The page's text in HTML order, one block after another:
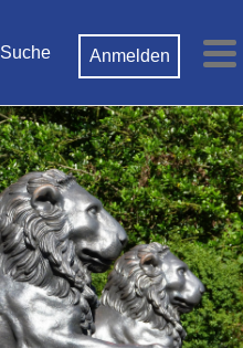
Suche Anmelden